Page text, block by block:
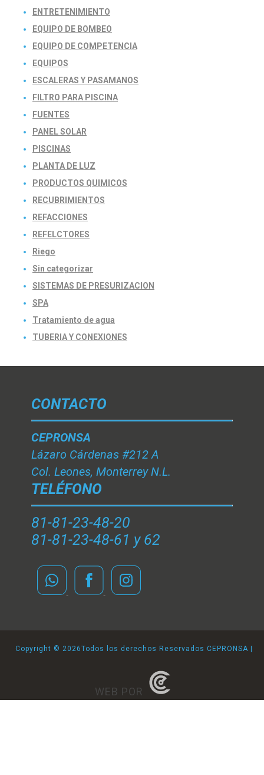
ENTRETENIMIENTO
EQUIPO DE BOMBEO
EQUIPO DE COMPETENCIA
EQUIPOS
ESCALERAS Y PASAMANOS
FILTRO PARA PISCINA
FUENTES
PANEL SOLAR
PISCINAS
PLANTA DE LUZ
PRODUCTOS QUIMICOS
RECUBRIMIENTOS
REFACCIONES
REFELCTORES
Riego
Sin categorizar
SISTEMAS DE PRESURIZACION
SPA
Tratamiento de agua
TUBERIA Y CONEXIONES
CONTACTO
CEPRONSA
Lázaro Cárdenas #212 A
Col. Leones, Monterrey N.L.
TELÉFONO
81-81-23-48-20
81-81-23-48-61 y 62
Copyright © 2026Todos los derechos Reservados CEPRONSA |
WEB POR